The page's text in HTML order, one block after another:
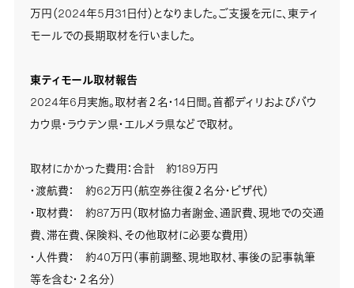
万円（2024年5月31日付）となりました。ご支援を元に、東ティ
モールでの長期取材を行いました。
東ティモール取材報告
2024年6月実施。取材者２名・14日間。首都ディリおよびバウ
カウ県・ラウテン県・エルメラ県などで取材。
取材にかかった費用：合計 約189万円
・渡航費： 約62万円（航空券往復２名分・ビザ代）
・取材費： 約87万円（取材協力者謝金、通訳費、現地での交通
費、滞在費、保険料、その他取材に必要な費用）
・人件費： 約40万円（事前調整、現地取材、事後の記事執筆
等を含む・２名分）